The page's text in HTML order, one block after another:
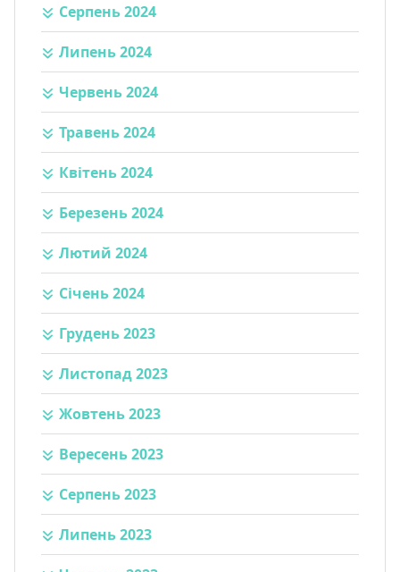
Серпень 2024
Липень 2024
Червень 2024
Травень 2024
Квітень 2024
Березень 2024
Лютий 2024
Січень 2024
Грудень 2023
Листопад 2023
Жовтень 2023
Вересень 2023
Серпень 2023
Липень 2023